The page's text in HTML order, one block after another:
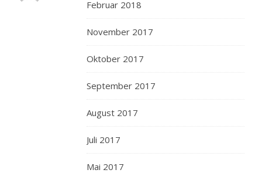
2010 AT 05:36
Februar 2018
November 2017
Oktober 2017
September 2017
August 2017
Juli 2017
Mai 2017